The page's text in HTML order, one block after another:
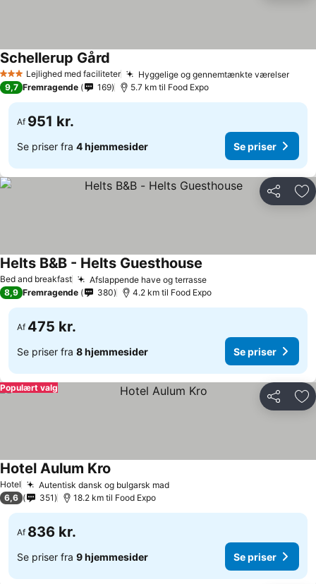
3 StjernerLejlighed med faciliteter Hyggelige og gennemtænkte værelser
Schellerup Gård
9,7 Fremragende 169 5.7 km til Food Expo
Af 951 kr.
Se priser fra 4 hjemmesider Se priser
Del
Bed and breakfast Afslappende have og terrasse
Helts B&B - Helts Guesthouse
8,9 Fremragende 380 4.2 km til Food Expo
Af 475 kr.
Se priser fra 8 hjemmesider Se priser
Del
Populært valg
Hotel Autentisk dansk og bulgarsk mad
Hotel Aulum Kro
6,6 351 18.2 km til Food Expo
Af 836 kr.
Se priser fra 9 hjemmesider Se priser